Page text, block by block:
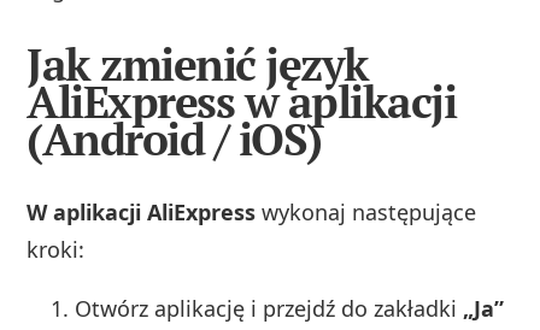
Jak zmienić język
AliExpress w aplikacji
(Android / iOS)
W aplikacji AliExpress wykonaj następujące
kroki:
Otwórz aplikację i przejdź do zakładki „Ja”